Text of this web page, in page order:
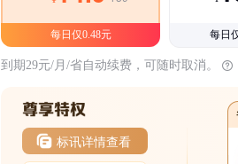
每日仅0.48元 每日
到期29元/月/省自动续费，可随时取消。
标讯详情查看